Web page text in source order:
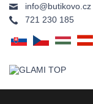
info@butikovo.cz
721 230 185